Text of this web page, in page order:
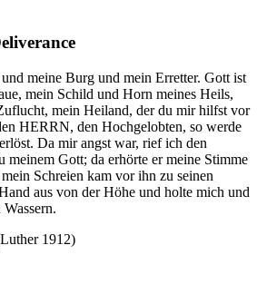
meine Burg und mein Erretter. Gott ist
mein Schild und Horn meines Heils,
mein Heiland, der du mir hilfst vor
HERRN, den Hochgelobten, so werde
Da mir angst war, rief ich den
Gott; da erhörte er meine Stimme
Schreien kam vor ihn zu seinen
aus von der Höhe und holte mich und
1912)